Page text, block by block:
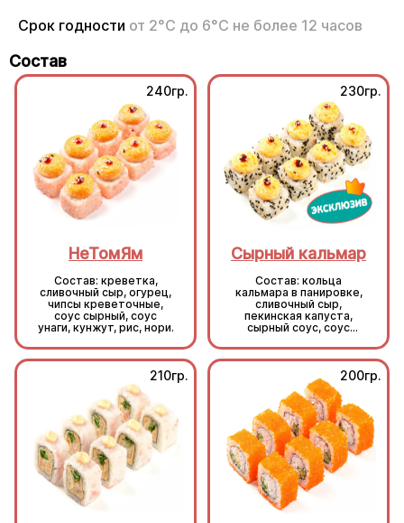
Срок годности от 2°С до 6°С не более 12 часов
Состав
240гр.
НеТомЯм
Состав: креветка,
сливочный сыр, огурец,
чипсы креветочные,
соус сырный, соус
унаги, кунжут, рис, нори.
230гр.
Сырный кальмар
Состав: кольца
кальмара в панировке,
сливочный сыр,
пекинская капуста,
сырный соус, соус
210гр. 200гр.